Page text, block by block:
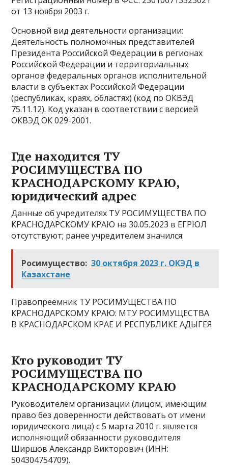
от 13 ноября 2003 г.
Основной вид деятельности организации:
Деятельность полномочных представителей
Президента Российской Федерации в регионах
Российской Федерации и территориальных
органов федеральных органов исполнительной
власти в субъектах Российской Федерации
(республиках, краях, областях) (код по ОКВЭД
75.11.12). Код указан в соответствии с версией
ОКВЭД ОК 029-2001.
Где находится ТУ
РОСИМУЩЕСТВА ПО
КРАСНОДАРСКОМУ КРАЮ,
юридический адрес
Данные об учредителях ТУ РОСИМУЩЕСТВА ПО
КРАСНОДАРСКОМУ КРАЮ на 30.05.2023 в ЕГРЮЛ
отсутствуют; ранее учредителем значился:
Росимущество: 30 октября 2023 г. ОКЭД в
Казахстане
Правопреемник ТУ РОСИМУЩЕСТВА ПО
КРАСНОДАРСКОМУ КРАЮ: МТУ РОСИМУЩЕСТВА
В КРАСНОДАРСКОМ КРАЕ И РЕСПУБЛИКЕ АДЫГЕЯ
Кто руководит ТУ
РОСИМУЩЕСТВА ПО
КРАСНОДАРСКОМУ КРАЮ
Руководителем организации (лицом, имеющим
право без доверенности действовать от имени
юридического лица) с 5 марта 2010 г. является
исполняющий обязанности руководителя
Ширшов Александр Викторович (ИНН:
504304754709).